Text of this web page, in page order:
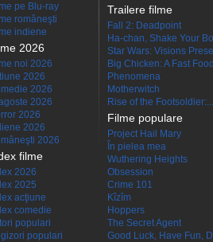
pe Blu-ray
româneşti
indiene
2026
noi 2026
2026
2026
2026
2026
2026
2026
filme
2026
2025
acţiune
comedie
populari
populari
Trailere filme
Fall 2: Deadpoint
Ha-chan, Shake Your
Star Wars: Visions
Big Chicken: A Fast
Phenomena
Motherwitch
Rise of the Footsoldier:...
Filme populare
Project Hail Mary
În pielea mea
Wuthering Heights
Obsession
Crime 101
Kîzîm
Hoppers
The Secret Agent
Good Luck, Have Fun,